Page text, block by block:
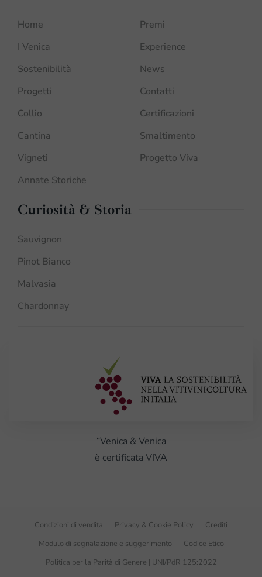
Home
I Venica
Sostenibilità
Progetti
Collio
Cantina
Vigneti
Annate Storiche
Premi
Experience
News
Contatti
Certificazioni
Smaltimento
Progetto Viva
Curiosità & Storia
Sauvignon
Pinot Bianco
Malvasia
Chardonnay
“Venica & Venica
è certificata VIVA
Condizioni di vendita Privacy & Cookie Policy
Crediti
Modulo di segnalazione e suggerimento
Codice Etico
Politica per la Parità di Genere | UNI/PdR 125:2022